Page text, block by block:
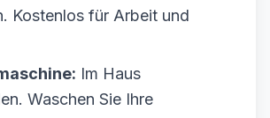
Kostenlos für Arbeit und
Im Haus
Waschen Sie Ihre